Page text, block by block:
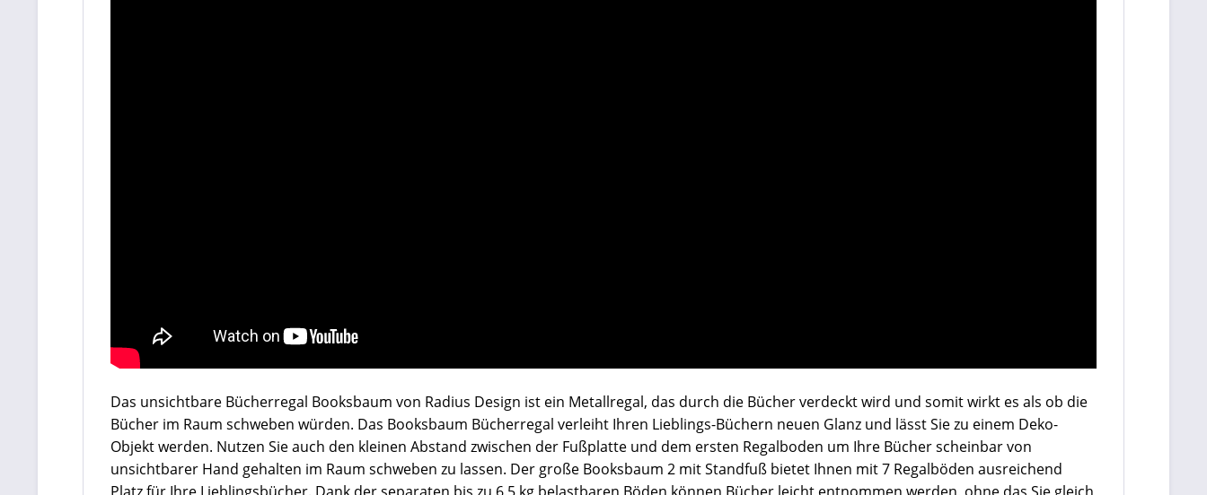
Das unsichtbare Bücherregal Booksbaum von Radius Design ist ein Metallregal, das durch die Bücher verdeckt wird und somit wirkt es als ob die
Bücher im Raum schweben würden. Das Booksbaum Bücherregal verleiht Ihren Lieblings-Büchern neuen Glanz und lässt Sie zu einem Deko-
Objekt werden. Nutzen Sie auch den kleinen Abstand zwischen der Fußplatte und dem ersten Regalboden um Ihre Bücher scheinbar von
unsichtbarer Hand gehalten im Raum schweben zu lassen. Der große Booksbaum 2 mit Standfuß bietet Ihnen mit 7 Regalböden ausreichend